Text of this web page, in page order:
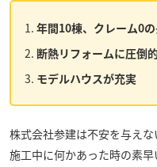
年間10棟、クレーム0
断熱リフォームに圧倒
モデルハウスが充実
株式会社参建は不安を与えな
施工中に何かあった時の素